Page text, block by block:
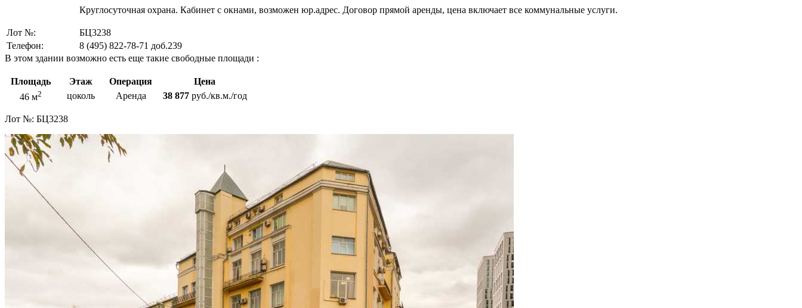
Круглосуточная охрана. Кабинет с окнами, возможен юр.адрес. Договор прямой аренды, цена включает все коммунальные услуги.
Лот №:
БЦ3238
Телефон:
8 (495) 822-78-71 доб.239
В этом здании возможно есть еще такие свободные площади :
Площадь Этаж Операция
Цена
46 м2 цоколь Аренда 38 877руб./кв.м./год
Лот №: БЦ3238